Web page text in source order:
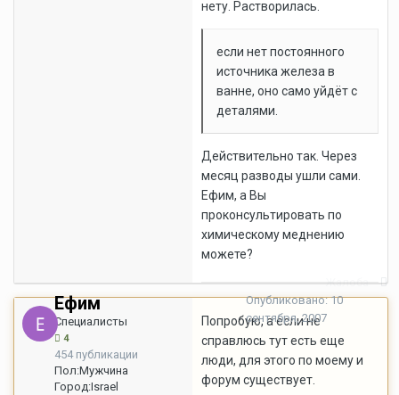
нету. Растворилась.
если нет постоянного
источника железа в
ванне, оно само уйдёт с
деталями.
Действительно так. Через
месяц разводы ушли сами.
Ефим, а Вы
проконсультировать по
химическому меднению
можете?
Ефим
Специалисты
4
454 публикации
Пол:Мужчина
Город:Israel
Жалоба
Опубликовано:10
сентября, 2007
Попробую, а если не
справлюсь тут есть еще
люди, для этого по моему и
форум существует.